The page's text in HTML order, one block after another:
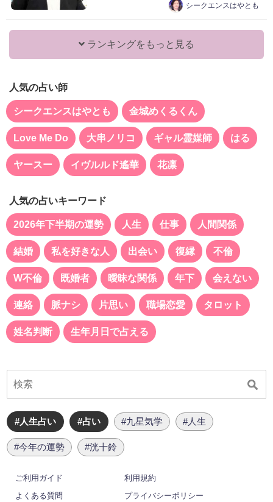
シークエンスはやとも
ランキングをもっと見る
人気の占い師
シークエンスはやとも 金城めくるくん
Love Me Do 大串ノリコ ギャル霊媒師 はる
ヤースー イヴルルド遙華 花凛
人気の占いキーワード
2026年下半期の運勢 人生 仕事 人間関係
結婚 私を好きな人 出会い 復縁 不倫
W不倫 既婚者 曖昧な関係 年下 会えない
連絡 脈ナシ 片思い 職場恋愛 タロット
姓名判断 生年月日で占える
#人生占い #占い #九星気学 #人生
#今年の運勢 #洸十鈴
ご利用ガイド
利用規約
よくある質問
プライバシーポリシー